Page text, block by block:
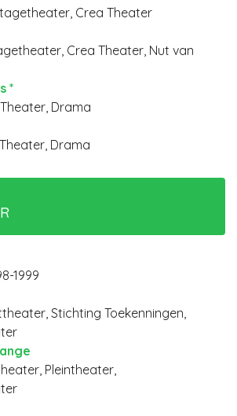
Crea Theater
Crea Theater, Nut van
*
Drama
Drama
1999
Stichting Toekenningen,
Pleintheater,